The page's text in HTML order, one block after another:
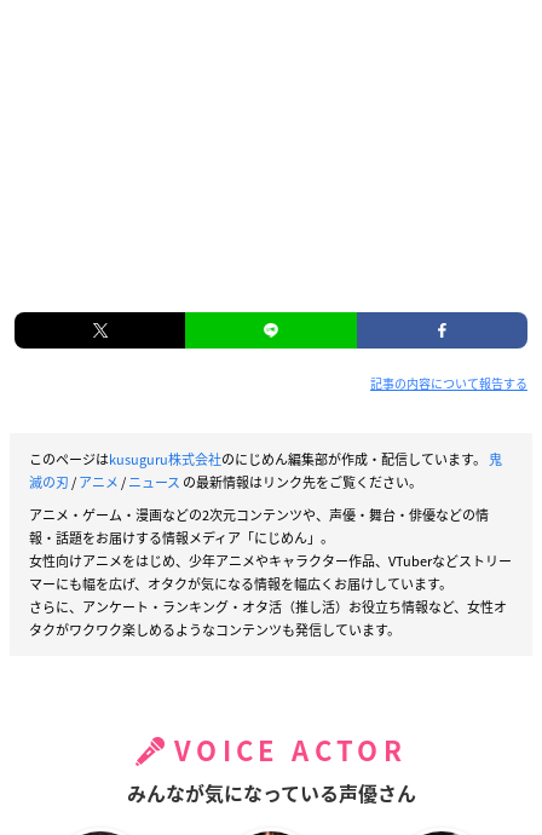
記事の内容について報告する
このページはkusuguru株式会社のにじめん編集部が作成・配信しています。 鬼
滅の刃/アニメ/ニュース の最新情報はリンク先をご覧ください。
アニメ・ゲーム・漫画などの2次元コンテンツや、声優・舞台・俳優などの情
報・話題をお届けする情報メディア「にじめん」。
女性向けアニメをはじめ、少年アニメやキャラクター作品、VTuberなどストリー
マーにも幅を広げ、オタクが気になる情報を幅広くお届けしています。
さらに、アンケート・ランキング・オタ活（推し活）お役立ち情報など、女性オ
タクがワクワク楽しめるようなコンテンツも発信しています。
VOICE ACTOR
みんなが気になっている声優さん